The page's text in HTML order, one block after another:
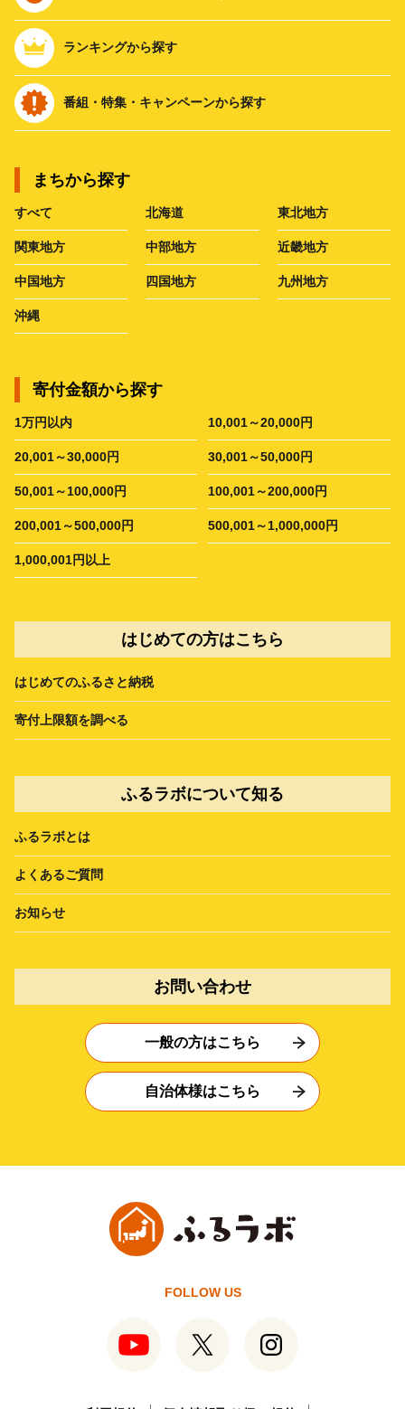
ランキングから探す
番組・特集・キャンペーンから探す
まちから探す
すべて 北海道 東北地方
関東地方 中部地方 近畿地方
中国地方 四国地方 九州地方
沖縄
寄付金額から探す
1万円以内 10,001～20,000円
20,001～30,000円 30,001～50,000円
50,001～100,000円 100,001～200,000円
200,001～500,000円 500,001～1,000,000円
1,000,001円以上
はじめての方はこちら
はじめてのふるさと納税
寄付上限額を調べる
ふるラボについて知る
ふるラボとは
よくあるご質問
お知らせ
お問い合わせ
一般の方はこちら
自治体様はこちら
FOLLOW US